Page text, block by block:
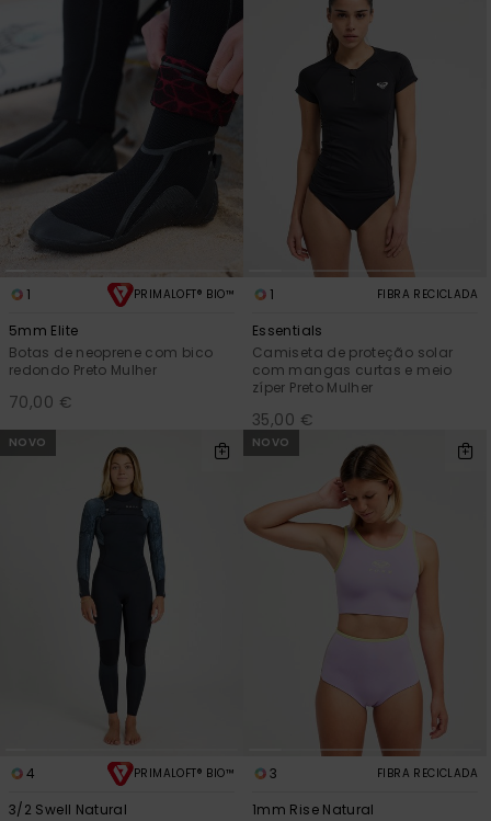
1 PRIMALOFT® BIO™
5mm Elite
Botas de neoprene com bico
redondo Preto Mulher
70,00 €
1 FIBRA RECICLADA
Essentials
Camiseta de proteção solar
com mangas curtas e meio
zíper Preto Mulher
35,00 €
NOVO
4 PRIMALOFT® BIO™
3/2 Swell Natural
NOVO
3 FIBRA RECICLADA
1mm Rise Natural